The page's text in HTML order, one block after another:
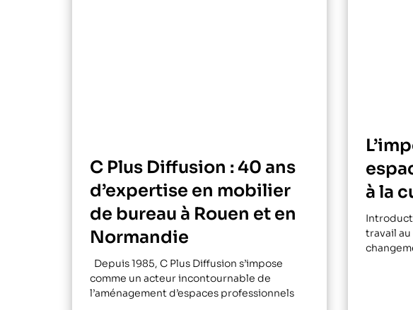
C Plus Diffusion : 40 ans
d’expertise en mobilier
de bureau à Rouen et en
Normandie
Depuis 1985, C Plus Diffusion s’impose
comme un acteur incontournable de
l’aménagement d’espaces professionnels
à la
travail